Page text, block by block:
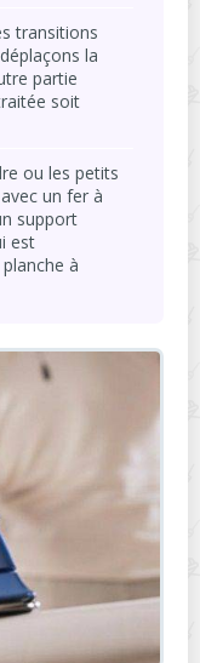
transitions
la
partie
soit
ou les petits
un fer à
support
est
à